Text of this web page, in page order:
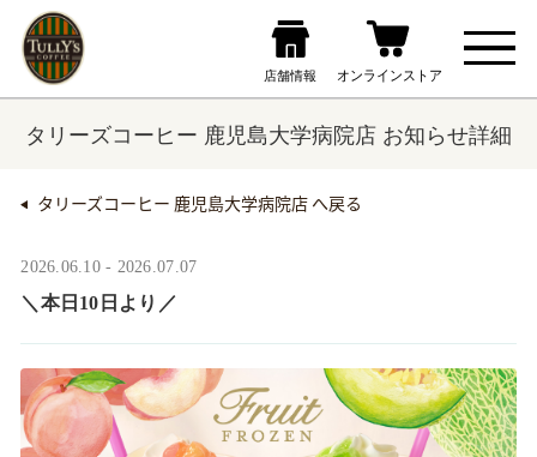
タリーズコーヒー 鹿児島大学病院店 お知らせ詳細
タリーズコーヒー 鹿児島大学病院店 へ戻る
2026.06.10 - 2026.07.07
＼本日10日より／